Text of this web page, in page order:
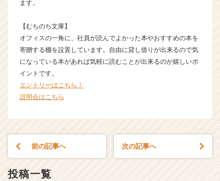
ベ
ン
チ
ャ
成
ら
カ
ます。
【むちのち文庫】
オフィスの一角に、社員が読んでよかった本やおすすめの本を
寄贈する棚を設置しています。自由に貸し借りが出来るので気
になっている本があれば気軽に読むことが出来るのが嬉しいポ
イントです。
エントリーはこちら！
説明会はこちら
前の記事へ 次の記事へ
投稿一覧